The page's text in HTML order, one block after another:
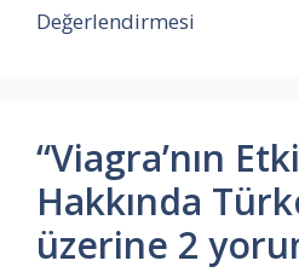
Değerlendirmesi
“Viagra’nın
Hakkında
üzerine 2